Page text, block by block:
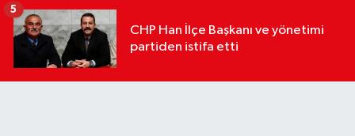
CHP Han İlçe Başkanı ve yönetimi
partiden istifa etti
5